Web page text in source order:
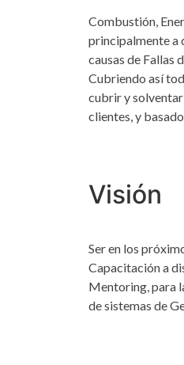
Combustión,
principalmente a
causas de Fallas
Cubriendo así
cubrir y
clientes, y
Visión
Ser en los
Capacitación a
Mentoring, para
de sistemas de